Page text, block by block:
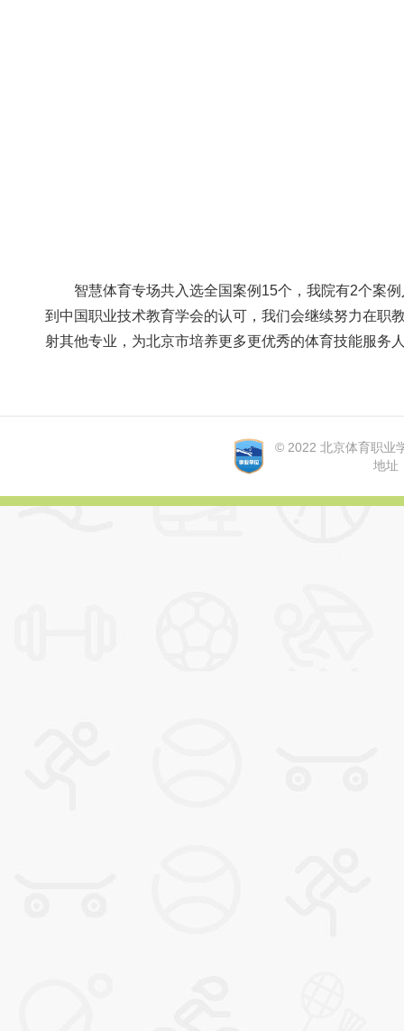
智慧体育专场共入选全国案例15个，我院有2个案
到中国职业技术教育学会的认可，我们会继续努力在职
射其他专业，为北京市培养更多更优秀的体育技能服务
© 2022 北京体育职业
地址